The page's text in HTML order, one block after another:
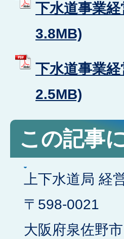
下水道事業
3.8MB)
下水道事業
2.5MB)
この記事
上下水道局 経
​​​​​​​〒598-0021
大阪府泉佐野